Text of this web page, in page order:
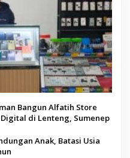
Bangun Alfatih Store
di Lenteng, Sumenep
Anak, Batasi Usia